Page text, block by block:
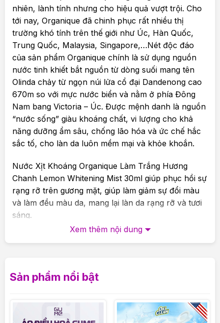
nhiên, lành tính nhưng cho hiệu quả vượt trội. Cho
tới nay, Organique đã chinh phục rất nhiều thị
trường khó tính trên thế giới như Úc, Hàn Quốc,
Trung Quốc, Malaysia, Singapore,…Nét độc đáo
của sản phẩm Organique chính là sử dụng nguồn
nước tinh khiết bắt nguồn từ dòng suối mang tên
Olinda chảy từ ngọn núi lửa cổ đại Dandenong cao
670m so với mực nước biển và nằm ở phía Đông
Nam bang Victoria – Úc. Được mệnh danh là nguồn
“nước sống” giàu khoáng chất, vi lượng cho khả
năng dưỡng ẩm sâu, chống lão hóa và ức chế hắc
sắc tố, cho làn da luôn mềm mại và khỏe khoắn.
Nước Xịt Khoáng Organique Làm Trắng Hương
Chanh Lemon Whitening Mist 30ml giúp phục hồi sự
rạng rỡ trên gương mặt, giúp làm giảm sự đổi màu
và làm đều màu da, mang lại làn da rạng rỡ và tươi
sáng.
Mã sản phẩm: SP-OAC-003206
chiết xuất hoa huệ cung cấp năng lượng và sức
chất dưỡng ẩm sâu và lớp màn bảo về giúp da mịn
Xem thêm nội dung
Sản phẩm nổi bật